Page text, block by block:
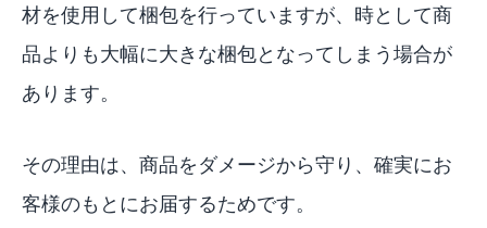
材を使用して梱包を行っていますが、時として商
品よりも大幅に大きな梱包となってしまう場合が
あります。
その理由は、商品をダメージから守り、確実にお
客様のもとにお届するためです。